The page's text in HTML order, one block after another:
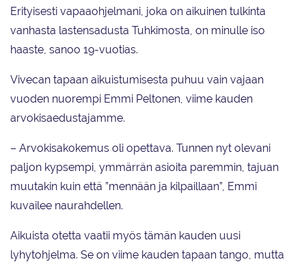
Erityisesti vapaaohjelmani, joka on aikuinen tulkinta
vanhasta lastensadusta Tuhkimosta, on minulle iso
haaste, sanoo 19-vuotias.
Vivecan tapaan aikuistumisesta puhuu vain vajaan
vuoden nuorempi Emmi Peltonen, viime kauden
arvokisaedustajamme.
– Arvokisakokemus oli opettava. Tunnen nyt olevani
paljon kypsempi, ymmärrän asioita paremmin, tajuan
muutakin kuin että ”mennään ja kilpaillaan”, Emmi
kuvailee naurahdellen.
Aikuista otetta vaatii myös tämän kauden uusi
lyhytohjelma. Se on viime kauden tapaan tango, mutta